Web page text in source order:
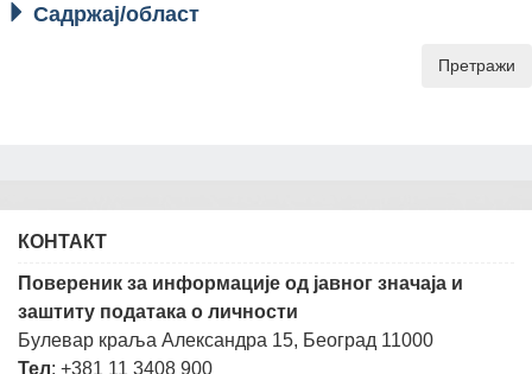
Садржај/област
Претражи
КОНТАКТ
Повереник за информације од јавног значаја и
заштиту података о личности
Булевар краља Александра 15, Београд 11000
Тел: +381 11 3408 900